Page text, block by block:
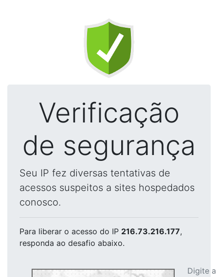
Verificação
de segurança
Seu IP fez diversas tentativas de
acessos suspeitos a sites hospedados
conosco.
Para liberar o acesso do IP 216.73.216.177,
responda ao desafio abaixo.
Digite